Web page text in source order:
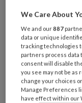
Wat
is
je
e-
mailadres?
* *
Kies
je
We Care About
We and our887
data or unique
tracking technologies
partners process data
consent will disable
you see may not be as
change your choices
Manage Preferences
have effect within our